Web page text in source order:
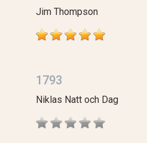
Jim Thompson
1793
Niklas Natt och Dag